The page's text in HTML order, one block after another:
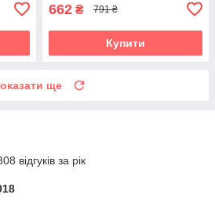
662 ₴ 791 ₴
Купити
ще
відгуків за рік